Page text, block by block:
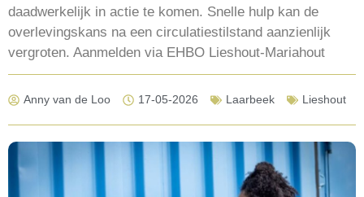
daadwerkelijk in actie te komen. Snelle hulp kan de
overlevingskans na een circulatiestilstand aanzienlijk
vergroten. Aanmelden via EHBO Lieshout-Mariahout
Anny van de Loo 17-05-2026 Laarbeek Lieshout